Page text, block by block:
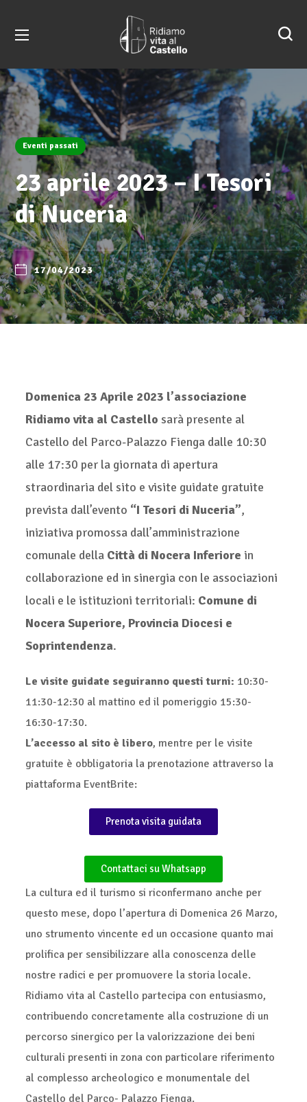
Eventi passati
23 aprile 2023 – I Tesori
di Nuceria
17/04/2023
Domenica 23 Aprile 2023 l’associazione
Ridiamo vita al Castello sarà presente al
Castello del Parco-Palazzo Fienga dalle 10:30
alle 17:30 per la giornata di apertura
straordinaria del sito e visite guidate gratuite
prevista dall’evento “I Tesori di Nuceria”,
iniziativa promossa dall’amministrazione
comunale della Città di Nocera Inferiore in
collaborazione ed in sinergia con le associazioni
locali e le istituzioni territoriali: Comune di
Nocera Superiore, Provincia Diocesi e
Soprintendenza.​
Le visite guidate seguiranno questi turni: 10:30-
11:30-12:30 al mattino ed il pomeriggio 15:30-
16:30-17:30.
L’accesso al sito è libero, mentre per le visite
gratuite è obbligatoria la prenotazione attraverso la
piattaforma EventBrite:
Prenota visita guidata
Contattaci su Whatsapp
La cultura ed il turismo si riconfermano anche per
questo mese, dopo l’apertura di Domenica 26 Marzo,
uno strumento vincente ed un occasione quanto mai
prolifica per sensibilizzare alla conoscenza delle
nostre radici e per promuovere la storia locale.
Ridiamo vita al Castello partecipa con entusiasmo,
contribuendo concretamente alla costruzione di un
percorso sinergico per la valorizzazione dei beni
culturali presenti in zona con particolare riferimento
al complesso archeologico e monumentale del
Castello del Parco- Palazzo Fienga.